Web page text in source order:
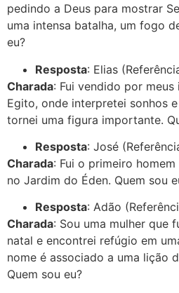
pedindo a Deus para mostrar
uma intensa batalha, um fogo
eu?
Resposta: Elias
Charada: Fui vendido por
Egito, onde interpretei sonhos
tornei uma figura importante.
Resposta: José
Charada: Fui o primeiro
no Jardim do Éden. Quem sou
Resposta: Adão
Charada: Sou uma mulher que
natal e encontrei refúgio em
nome é associado a uma lição
Quem sou eu?